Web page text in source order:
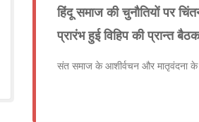
हिंदू समाज की चुनौतियों पर
प्रारंभ हुई विहिप की प्रान्त बैठक
संत समाज के आशीर्वचन और मातृवंदना